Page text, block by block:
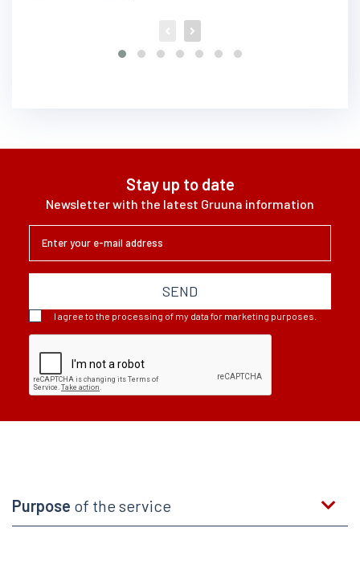
Stay up to date
Newsletter with the latest Gruuna information
SEND
I agree to the processing of my data for marketing purposes.
Purpose of the service